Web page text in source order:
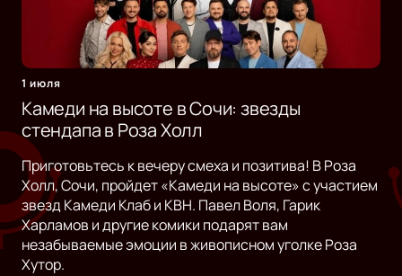
1 июля
Камеди на высоте в Сочи: звезды
стендапа в Роза Холл
Приготовьтесь к вечеру смеха и позитива! В Роза
Холл, Сочи, пройдет «Камеди на высоте» с участием
звезд Камеди Клаб и КВН. Павел Воля, Гарик
Харламов и другие комики подарят вам
незабываемые эмоции в живописном уголке Роза
Хутор.